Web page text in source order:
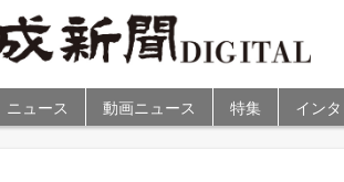
ニュース 動画ニュース 特集 イン